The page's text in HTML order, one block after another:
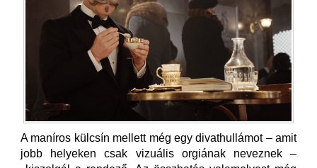
A maníros külcsín mellett még egy divathullámot – amit
jobb helyeken csak vizuális orgiának neveznek –